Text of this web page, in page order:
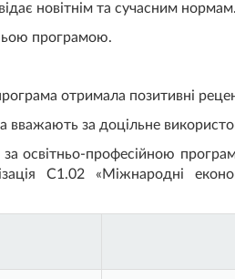
новітнім та сучасним нормам.
програмою.
отримала позитивні
за доцільне
освітньо-професійною
С1.02 «Міжнародні